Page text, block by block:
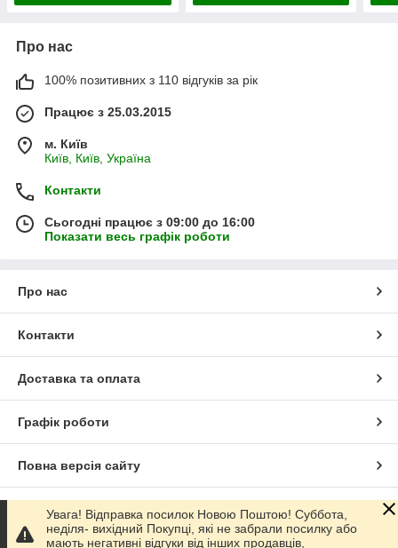
Про нас
100% позитивних з 110 відгуків за рік
Працює з 25.03.2015
м. Київ
Київ, Київ, Україна
Контакти
Сьогодні працює з 09:00 до 16:00
Показати весь графік роботи
Про нас
Контакти
Доставка та оплата
Графік роботи
Повна версія сайту
Сайт створено на маркетплейсіProm.ua
Увага! Відправка посилок Новою Поштою! Суббота,
неділя- вихідний Покупці, які не забрали посилку або
мають негативні відгуки від інших продавців,